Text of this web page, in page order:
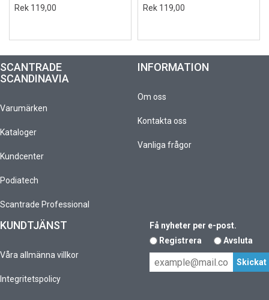
Rek 119,00 Rek 119,00
SCANTRADE
SCANDINAVIA
Varumärken
Kataloger
Kundcenter
Podiatech
Scantrade Professional
INFORMATION
Om oss
Kontakta oss
Vanliga frågor
KUNDTJÄNST
Våra allmänna villkor
Integritetspolicy
Få nyheter per e-post.
Registrera
Avsluta